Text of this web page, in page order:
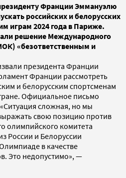
Франции Эммануэлю
российских и белорусских
играм 2024 года в Париже.
решение Международного
«безответственным и
президента Франции
Франции рассмотреть
и белорусским спортсменам
Официальное письмо
сложная, но мы
свою позицию против
олимпийского комитета
России и Белоруссии
в качестве
Это недопустимо», —